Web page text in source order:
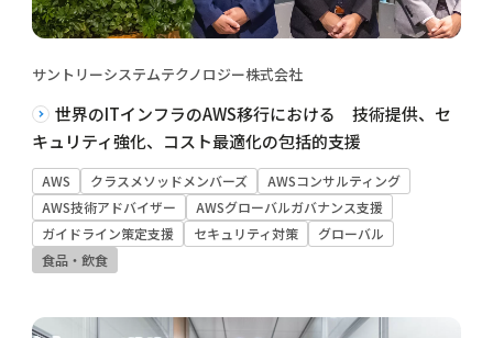
サントリーシステムテクノロジー株式会社
世界のITインフラのAWS移行における 技術提供、セ
キュリティ強化、コスト最適化の包括的支援
AWS クラスメソッドメンバーズ
AWSコンサルティング
AWS技術アドバイザー
AWSグローバルガバナンス支援
ガイドライン策定支援
セキュリティ対策
グローバル
食品・飲食